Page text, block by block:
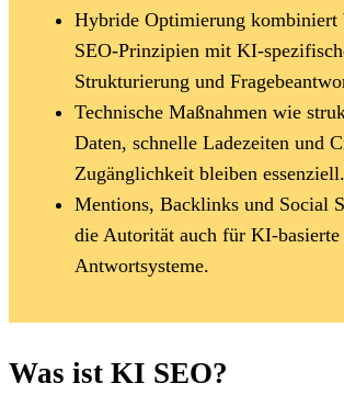
Hybride Optimierung kombiniert
SEO-Prinzipien mit KI-
Strukturierung und
Technische Maßnahmen wie
Daten, schnelle Ladezeiten und
Zugänglichkeit bleiben essenziell.
Mentions, Backlinks und Social
die Autorität auch für KI-basierte
Antwortsysteme.
Was ist KI SEO?